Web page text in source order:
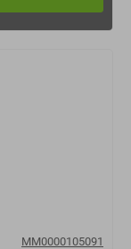
MM0000105091